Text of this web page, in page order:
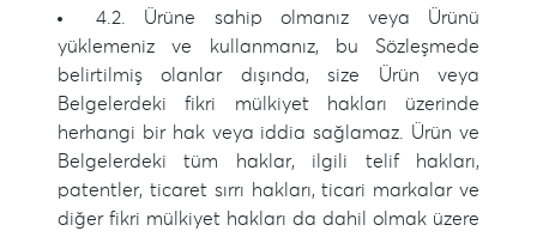
4.2. Ürüne sahip olmanız veya Ürünü
yüklemeniz ve kullanmanız, bu Sözleşmede
belirtilmiş olanlar dışında, size Ürün veya
Belgelerdeki fikri mülkiyet hakları üzerinde
herhangi bir hak veya iddia sağlamaz. Ürün ve
Belgelerdeki tüm haklar, ilgili telif hakları,
patentler, ticaret sırrı hakları, ticari markalar ve
diğer fikri mülkiyet hakları da dahil olmak üzere